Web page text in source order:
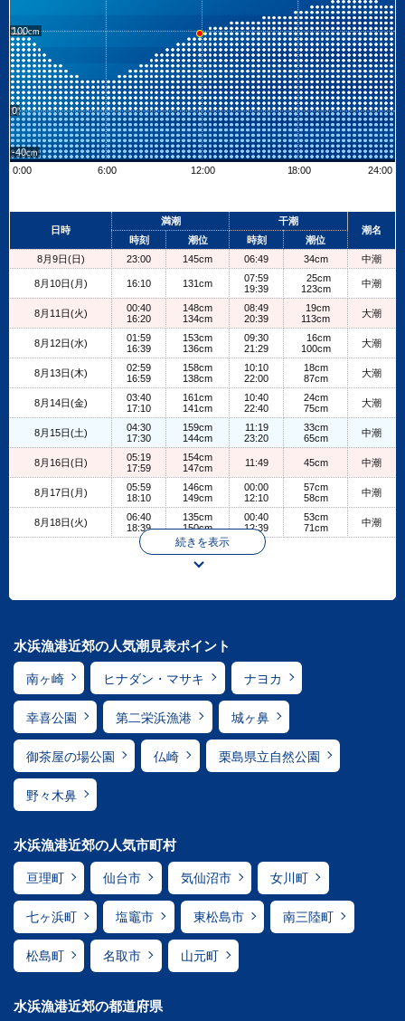
100
0
-40
0:00
6:00 12:00 18:00 24:00
+
日時
満潮
干潮
潮名
時刻
潮位 時刻
潮位
8月9日(日)
23:00 145cm 06:49 34cm 中潮
8月10日(月) 16:10 131cm
07:59
19:39
25cm
123cm
中潮
8月11日(火)
00:40
16:20
148cm
134cm
08:49
20:39
19cm
113cm
大潮
8月12日(水)
01:59
16:39
153cm
136cm
09:30
21:29
16cm
100cm
大潮
8月13日(木)
02:59
16:59
158cm
138cm
10:10
22:00
18cm
87cm
大潮
8月14日(金)
03:40
17:10
161cm
141cm
10:40
22:40
24cm
75cm
大潮
8月15日(土)
04:30
17:30
159cm
144cm
11:19
23:20
33cm
65cm
中潮
8月16日(日)
05:19
17:59
154cm
147cm
11:49 45cm 中潮
8月17日(月)
05:59
18:10
146cm
149cm
00:00
12:10
57cm
58cm
中潮
8月18日(火)
06:40
18:39
135cm
150cm
00:40
12:39
53cm
71cm
中潮
続きを表示
水浜漁港近郊の人気潮見表ポイント
南ヶ崎 ヒナダン・マサキ ナヨカ
幸喜公園 第二栄浜漁港 城ヶ鼻
御茶屋の場公園 仏崎 栗島県立自然公園
野々木鼻
水浜漁港近郊の人気市町村
亘理町 仙台市 気仙沼市 女川町
七ヶ浜町 塩竈市 東松島市 南三陸町
松島町 名取市 山元町
水浜漁港近郊の都道府県